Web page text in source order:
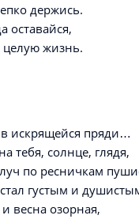
держись.
оставайся,
целую жизнь.
в искрящейся пряди…
тебя, солнце, глядя,
по ресничкам
густым и
весна озорная,